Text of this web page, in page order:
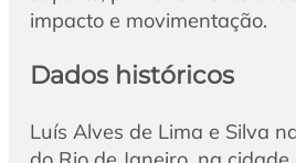
impacto e movimentação.
Dados históricos
Luís Alves de Lima e Silva